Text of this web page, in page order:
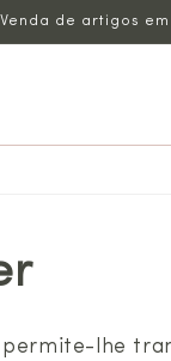
Venda de artigos
lhe